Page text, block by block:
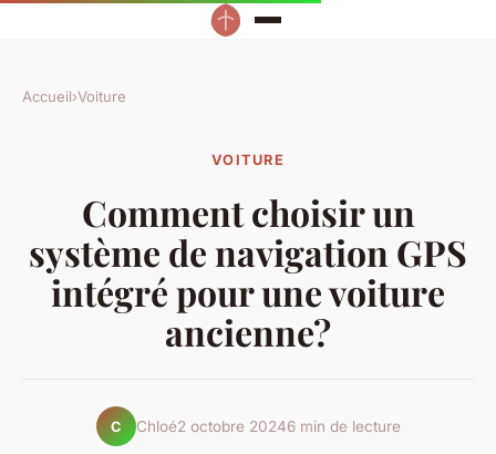
Accueil›Voiture
VOITURE
Comment choisir un
système de navigation GPS
intégré pour une voiture
ancienne?
C Chloé2 octobre 20246 min de lecture